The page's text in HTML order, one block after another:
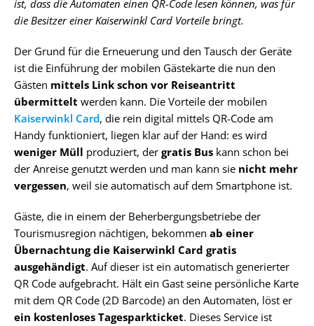
ist, dass die Automaten einen QR-Code lesen können, was für
die Besitzer einer Kaiserwinkl Card Vorteile bringt.
Der Grund für die Erneuerung und den Tausch der Geräte
ist die Einführung der mobilen Gästekarte die nun den
Gästen mittels Link schon vor Reiseantritt
übermittelt werden kann. Die Vorteile der mobilen
Kaiserwinkl Card, die rein digital mittels QR-Code am
Handy funktioniert, liegen klar auf der Hand: es wird
weniger Müll produziert, der gratis Bus kann schon bei
der Anreise genutzt werden und man kann sie nicht mehr
vergessen, weil sie automatisch auf dem Smartphone ist.
Gäste, die in einem der Beherbergungsbetriebe der
Tourismusregion nächtigen, bekommen ab einer
Übernachtung die Kaiserwinkl Card gratis
ausgehändigt. Auf dieser ist ein automatisch generierter
QR Code aufgebracht. Hält ein Gast seine persönliche Karte
mit dem QR Code (2D Barcode) an den Automaten, löst er
ein kostenloses Tagesparkticket. Dieses Service ist